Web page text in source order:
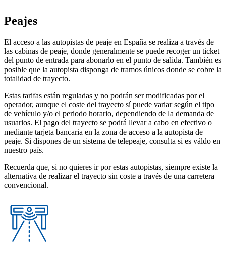
Peajes
El acceso a las autopistas de peaje en España se realiza a través de
las cabinas de peaje, donde generalmente se puede recoger un ticket
del punto de entrada para abonarlo en el punto de salida. También es
posible que la autopista disponga de tramos únicos donde se cobre la
totalidad de trayecto.
Estas tarifas están reguladas y no podrán ser modificadas por el
operador, aunque el coste del trayecto sí puede variar según el tipo
de vehículo y/o el periodo horario, dependiendo de la demanda de
usuarios. El pago del trayecto se podrá llevar a cabo en efectivo o
mediante tarjeta bancaria en la zona de acceso a la autopista de
peaje. Si dispones de un sistema de telepeaje, consulta si es váldo en
nuestro país.
Recuerda que, si no quieres ir por estas autopistas, siempre existe la
alternativa de realizar el trayecto sin coste a través de una carretera
convencional.